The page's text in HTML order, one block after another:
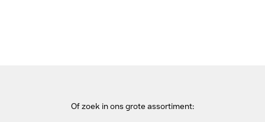
Of zoek in ons grote assortiment: